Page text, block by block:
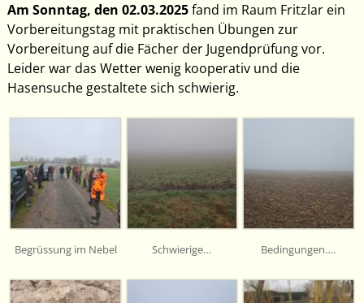
Am Sonntag, den 02.03.2025fand im Raum Fritzlar ein
Vorbereitungstag mit praktischen Übungen zur
Vorbereitung auf die Fächer der Jugendprüfung vor.
Leider war das Wetter wenig kooperativ und die
Hasensuche gestaltete sich schwierig.
Begrüssung im Nebel Schwierige… Bedingungen….